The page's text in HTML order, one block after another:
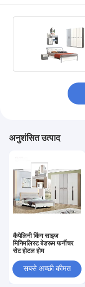
अनुशंसित उत्पाद
कैपेलिनी किंग साइज
मिनिमलिस्ट बेडरूम फर्नीचर
सेट होटल होम
सबसे अच्छी कीमत